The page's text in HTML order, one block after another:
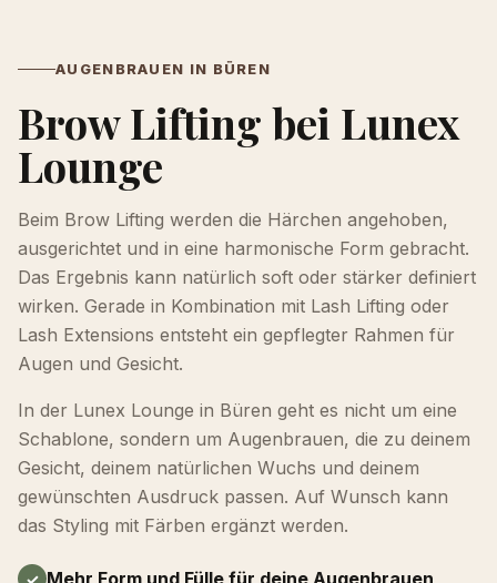
AUGENBRAUEN IN BÜREN
Brow Lifting bei Lunex
Lounge
Beim Brow Lifting werden die Härchen angehoben,
ausgerichtet und in eine harmonische Form gebracht.
Das Ergebnis kann natürlich soft oder stärker definiert
wirken. Gerade in Kombination mit Lash Lifting oder
Lash Extensions entsteht ein gepflegter Rahmen für
Augen und Gesicht.
In der Lunex Lounge in Büren geht es nicht um eine
Schablone, sondern um Augenbrauen, die zu deinem
Gesicht, deinem natürlichen Wuchs und deinem
gewünschten Ausdruck passen. Auf Wunsch kann
das Styling mit Färben ergänzt werden.
Mehr Form und Fülle für deine Augenbrauen